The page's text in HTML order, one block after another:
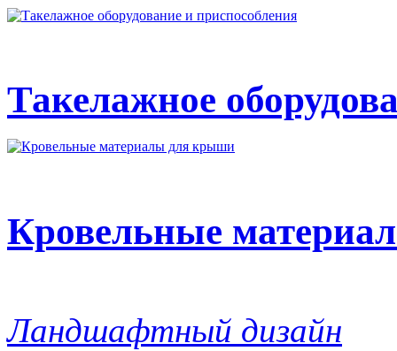
Такелажное
Кровельные
Ландшафтный дизайн